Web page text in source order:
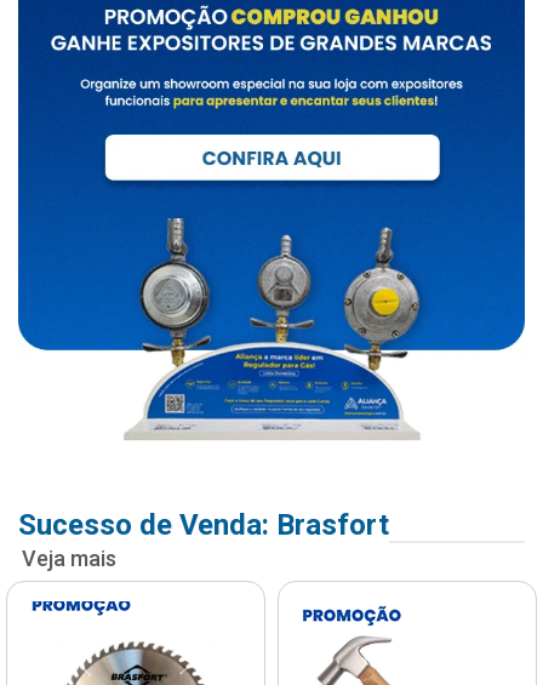
Sucesso de Venda: Brasfort
Veja mais